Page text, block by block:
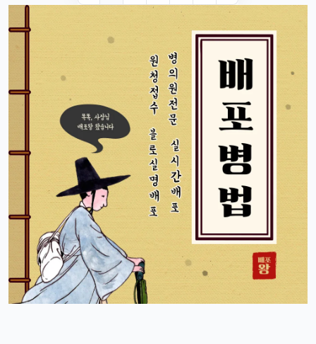
다음 달 월급 나오면 바로 질러야겠음ㅎㅎㅎ
1
휴민
근데 요즘 뉴진스 신곡 들어봤음? 완전 좋던데ㅎ
13:32:51
오 맞아요, 이번 곡 진짜 중독성 쩌는 듯ㅋㅋㅋ
13:32:51
뉴진스도 아이폰으로 촬영하겠죠?ㅎ
13:32:51
ㅋㅋ 그럴껄요 뉴진스 얘기 들으니까 뮤비 또 보고 싶다ㅎ
스피드10:27:45
아 오늘 리워드 순위 완전 빠지는 거 같죠
M 리워드정보사 10:33:30
요즘 움짐임이 둔하긴해요